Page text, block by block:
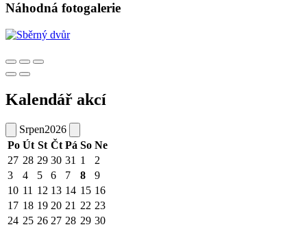
Náhodná fotogalerie
Kalendář akcí
Srpen2026
Po Út St Čt Pá So Ne
27 28 29 30 31 1
2
3
4 5 6 7 8
9
10 11 12 13 14 15 16
17 18 19 20 21 22 23
24 25 26 27 28 29 30